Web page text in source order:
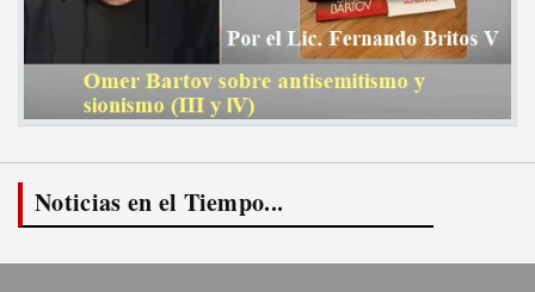
Noticias en el Tiempo...